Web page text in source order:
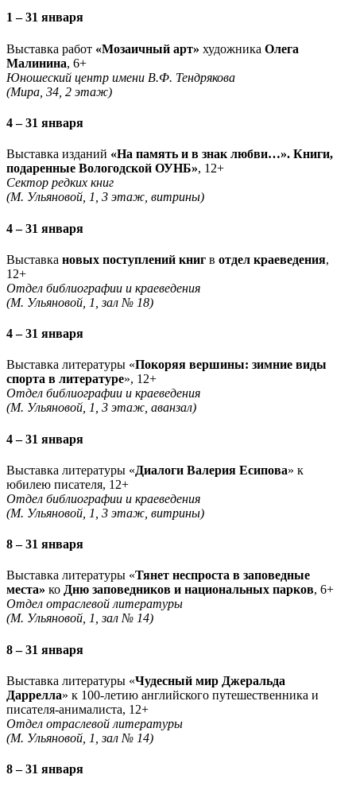
1 – 31 января
Выставка работ «Мозаичный арт» художника Олега
Малинина, 6+
Юношеский центр имени В.Ф. Тендрякова
(Мира, 34, 2 этаж)
4 – 31 января
Выставка изданий «На память и в знак любви…». Книги,
подаренные Вологодской ОУНБ», 12+
Сектор редких книг
(М. Ульяновой, 1, 3 этаж, витрины)
4 – 31 января
Выставка новых поступлений книг в отдел краеведения,
12+
Отдел библиографии и краеведения
(М. Ульяновой, 1, зал № 18)
4 – 31 января
Выставка литературы «Покоряя вершины: зимние виды
спорта в литературе», 12+
Отдел библиографии и краеведения
(М. Ульяновой, 1, 3 этаж, аванзал)
4 – 31 января
Выставка литературы «Диалоги Валерия Есипова» к
юбилею писателя, 12+
Отдел библиографии и краеведения
(М. Ульяновой, 1, 3 этаж, витрины)
8 – 31 января
Выставка литературы «Тянет неспроста в заповедные
места» ко Дню заповедников и национальных парков, 6+
Отдел отраслевой литературы
(М. Ульяновой, 1, зал № 14)
8 – 31 января
Выставка литературы «Чудесный мир Джеральда
Даррелла» к 100-летию английского путешественника и
писателя-анималиста, 12+
Отдел отраслевой литературы
(М. Ульяновой, 1, зал № 14)
8 – 31 января